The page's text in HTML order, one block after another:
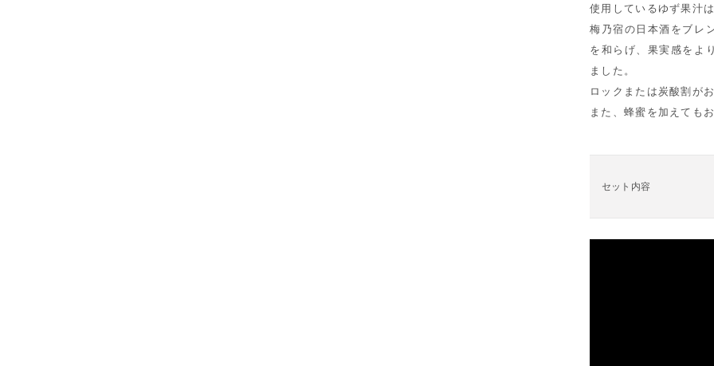
使用しているゆず果汁
梅乃宿の日本酒をブレ
を和らげ、果実感をよ
ました。
ロックまたは炭酸割が
また、蜂蜜を加えても
セット内容